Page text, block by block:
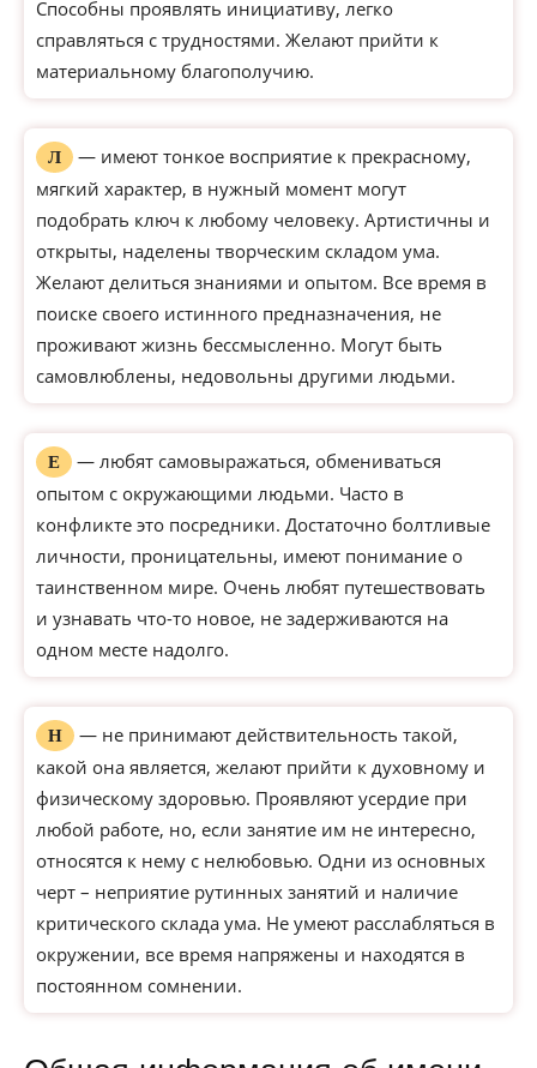
Способны проявлять инициативу, легко
справляться с трудностями. Желают прийти к
материальному благополучию.
Л
— имеют тонкое восприятие к прекрасному,
мягкий характер, в нужный момент могут
подобрать ключ к любому человеку. Артистичны и
открыты, наделены творческим складом ума.
Желают делиться знаниями и опытом. Все время в
поиске своего истинного предназначения, не
проживают жизнь бессмысленно. Могут быть
самовлюблены, недовольны другими людьми.
Е
— любят самовыражаться, обмениваться
опытом с окружающими людьми. Часто в
конфликте это посредники. Достаточно болтливые
личности, проницательны, имеют понимание о
таинственном мире. Очень любят путешествовать
и узнавать что-то новое, не задерживаются на
одном месте надолго.
Н
— не принимают действительность такой,
какой она является, желают прийти к духовному и
физическому здоровью. Проявляют усердие при
любой работе, но, если занятие им не интересно,
относятся к нему с нелюбовью. Одни из основных
черт – неприятие рутинных занятий и наличие
критического склада ума. Не умеют расслабляться в
окружении, все время напряжены и находятся в
постоянном сомнении.